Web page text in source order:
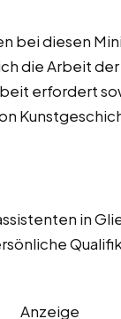
bei diesen
die Arbeit der
erfordert
in
Anzeige